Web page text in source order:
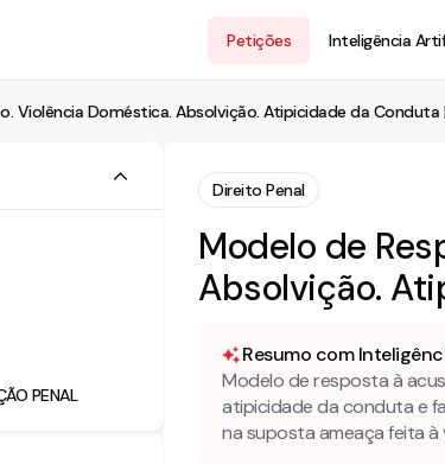
Petições Inteligência
Violência Doméstica. Absolvição. Atipicidade da Conduta
PENAL
Direito Penal
Modelo de
Absolvição.
Resumo com
Modelo de resposta à
atipicidade da conduta e
na suposta ameaça feita à